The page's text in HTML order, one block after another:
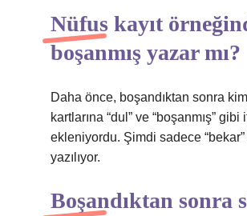
Nüfus kayıt
boşanmış yazar mı?
Daha önce, boşandıktan sonra
kartlarına “dul” ve “boşanmış” gibi
ekleniyordu. Şimdi sadece
yazılıyor.
Boşandıktan sonra